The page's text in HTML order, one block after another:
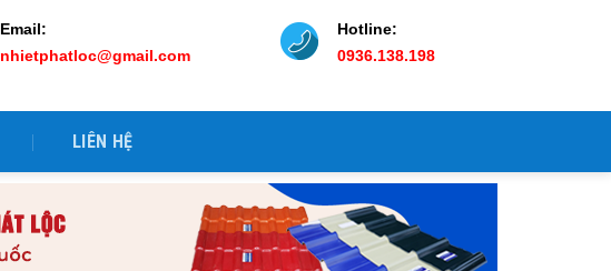
Email:
nhietphatloc@gmail.com
Hotline:
0936.138.198
LIÊN HỆ